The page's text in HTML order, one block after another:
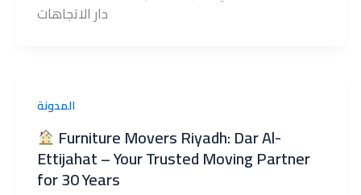
دار الاتجاهات
المدونة
Furniture Movers Riyadh: Dar Al-
Ettijahat – Your Trusted Moving Partner
for 30 Years